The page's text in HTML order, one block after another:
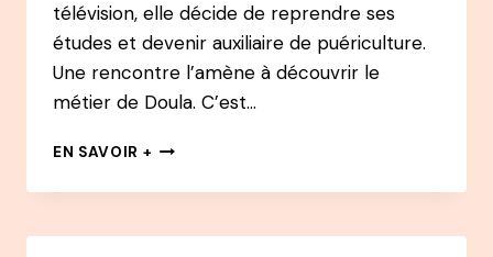
télévision, elle décide de reprendre ses
études et devenir auxiliaire de puériculture.
Une rencontre l’amène à découvrir le
métier de Doula. C’est…
EN SAVOIR + 91
–
LUCIEN